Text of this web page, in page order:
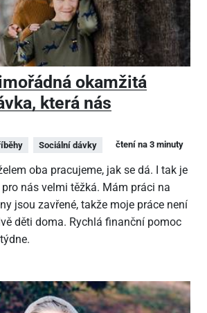
okamžitá
která nás
Sociální dávky čtení na 3 minuty
oba pracujeme, jak se dá. I tak je
nás velmi těžká. Mám práci na
jsou zavřené, takže moje práce není
děti doma. Rychlá finanční pomoc